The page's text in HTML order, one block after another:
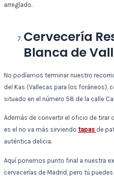
arreglado.
Cervecería
Blanca de
No podíamos terminar nuestro
del Kas (Vallecas para los foráneos),
situado en el número 58 de la calle
Además de convertir el oficio de tirar
es el no va más sirviendo tapas de
auténtica delicia.
Aquí ponemos punto final a nuestra
cervecerías de Madrid, pero tú